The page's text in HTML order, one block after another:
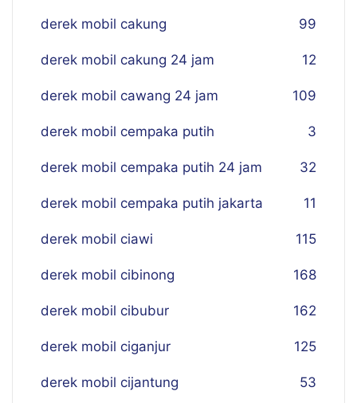
derek mobil cakung 99
derek mobil cakung 24 jam 12
derek mobil cawang 24 jam 109
derek mobil cempaka putih 3
derek mobil cempaka putih 24 jam 32
derek mobil cempaka putih jakarta 11
derek mobil ciawi 115
derek mobil cibinong 168
derek mobil cibubur 162
derek mobil ciganjur 125
derek mobil cijantung 53